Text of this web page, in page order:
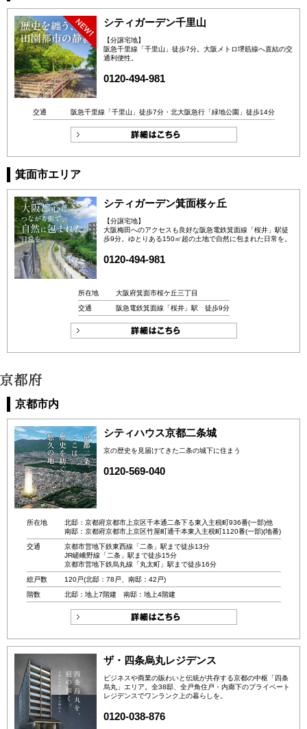
シティガーデン千里山
【分譲宅地】
阪急千里線「千里山」徒歩7分。大阪メトロ堺筋線へ直結の交
通利便性。
0120-494-981
交通 阪急千里線「千里山」徒歩7分・北大阪急行「緑地公園」徒歩14分
箕面市エリア
シティガーデン箕面桜ヶ丘
【分譲宅地】
大阪梅田へのアクセスも良好な阪急電鉄箕面線「桜井」駅徒
歩9分。ゆとりある150㎡超の土地で自然に包まれた日常を。
0120-494-981
所在地
大阪府箕面市桜ケ丘三丁目
交通
阪急電鉄箕面線「桜井」駅 徒歩9分
京都市内
シティハウス京都二条城
京の歴史を見届けてきた二条の城下に住まう
0120-569-040
所在地
北邸：京都府京都市上京区千本通二条下る東入主税町936番(一部)他
南邸：京都府京都市上京区竹屋町通千本東入主税町1120番(一部)(地番)
交通
京都市営地下鉄東西線「二条」駅まで徒歩13分
JR嵯峨野線「二条」駅まで徒歩15分
京都市営地下鉄烏丸線「丸太町」駅まで徒歩16分
総戸数
120戸(北邸：78戸、南邸：42戸)
階数
北邸：地上7階建 南邸：地上4階建
ザ・四条烏丸レジデンス
ビジネスや商業の賑わいと伝統が共存する京都の中枢「四条
烏丸」エリア。全38邸、全戸角住戸・内廊下のプライベート
レジデンスでワンランク上の暮らしを。
0120-038-876